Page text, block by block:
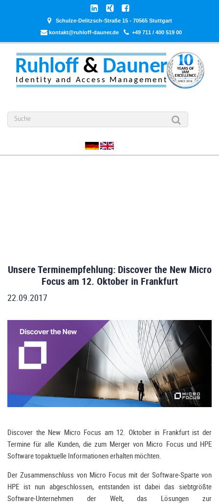
Schulze-Delitzsch-Straße 15 - 70565 Stuttgart
kontakt@ruhloff-dauner.de
+49 711 / 400 519 00
Unsere Terminempfehlung: Discover the New Micro
Focus am 12. Oktober in Frankfurt
22.09.2017
Discover the New Micro Focus am 12. Oktober in Frankfurt ist der
Termine für alle Kunden, die zum Merger von Micro Focus und HPE
Software topaktuelle Informationen erhalten möchten.
Der Zusammenschluss von Micro Focus mit der Software-Sparte von
HPE ist nun abgeschlossen, entstanden ist dabei das siebtgrößte
Software-Unternehmen der Welt, das Lösungen zur